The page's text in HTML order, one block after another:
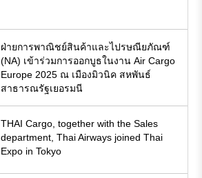
ฝ่ายการพาณิชย์สินค้าและไปรษณียภัณฑ์
(NA) เข้าร่วมการออกบูธในงาน Air Cargo
Europe 2025 ณ เมืองมิวนิค สหพันธ์
สาธารณรัฐเยอรมนี
THAI Cargo, together with the Sales
department, Thai Airways joined Thai
Expo in Tokyo